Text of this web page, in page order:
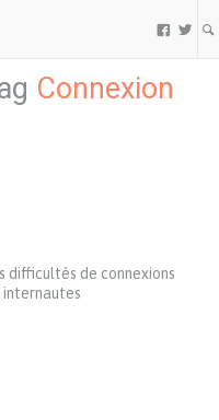
 
Connexion
difficultés de connexions
internautes